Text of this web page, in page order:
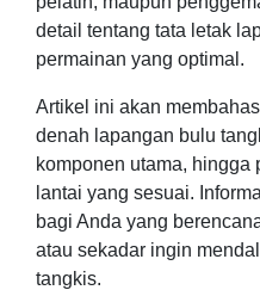
detail tentang tata letak
permainan yang optimal.
Artikel ini akan
denah lapangan bulu
komponen utama, hingga
lantai yang sesuai.
bagi Anda yang
atau sekadar ingin
tangkis.